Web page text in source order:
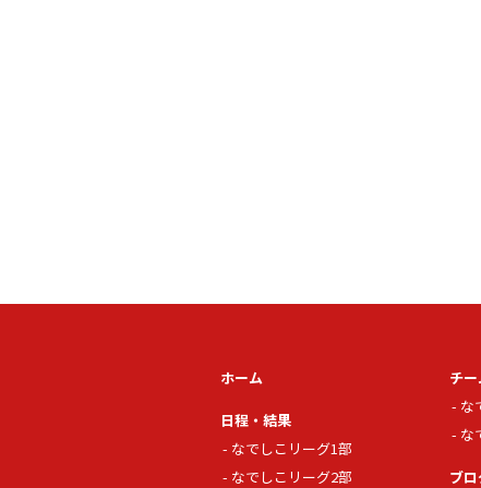
ホーム
日程・結果
なでしこリーグ1部
なでしこリーグ2部
チ
な
な
ブ